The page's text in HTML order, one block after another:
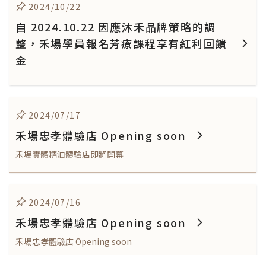
2024/10/22
自 2024.10.22 因應沐禾品牌策略的調
整，禾場學員報名芳療課程享有紅利回饋
金
2024/07/17
禾場忠孝體驗店 Opening soon
禾場實體精油體驗店即將開幕
2024/07/16
禾場忠孝體驗店 Opening soon
禾場忠孝體驗店 Opening soon